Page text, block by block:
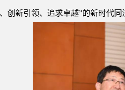
创新引领、追求卓越”的新时代同